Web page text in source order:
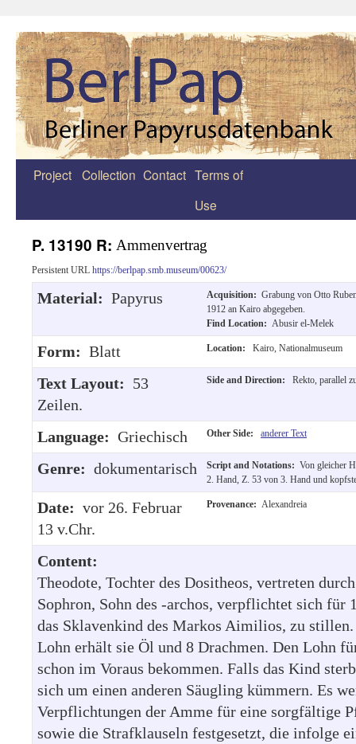
Zum
Project Collection Contact Terms of
Use
P. 13190 R: Ammenvertrag
Persistent URL https://berlpap.smb.museum/00623/
Material: Papyrus Acquisition: Grabung von Otto
1912 an Kairo abgegeben.
Find Location: Abusir el-Melek
Form: Blatt Location: Kairo, Nationalmuseum
Text Layout: 53
Zeilen.
Side and Direction: Rekto, parallel
Language: Griechisch Other Side: anderer Text
Genre: dokumentarisch Script and Notations: Von gleicher
2. Hand, Z. 53 von 3. Hand und
Date: vor 26. Februar
13 v.Chr.
Provenance: Alexandreia
Content:
Theodote, Tochter des Dositheos, vertreten
Sophron, Sohn des -archos, verpflichtet sich für
das Sklavenkind des Markos Aimilios, zu
Lohn erhält sie Öl und 8 Drachmen. Den Lohn
schon im Voraus bekommen. Falls das Kind
sich um einen anderen Säugling kümmern. Es
Verpflichtungen der Amme für eine sorgfältige
sowie die Strafklauseln festgesetzt, die infolge